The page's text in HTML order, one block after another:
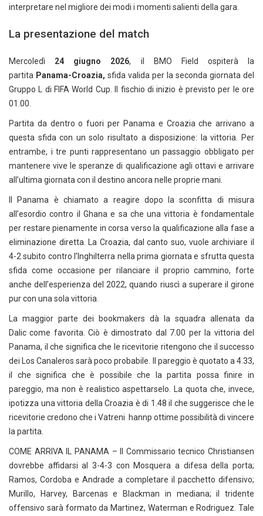
interpretare nel migliore dei modi i momenti salienti della gara.
La presentazione del match
Mercoledì 24 giugno 2026, il BMO Field ospiterà la
partita Panama-Croazia, sfida valida per la seconda giornata del
Gruppo L di FIFA World Cup. Il fischio di inizio è previsto per le ore
01.00.
Partita da dentro o fuori per Panama e Croazia che arrivano a
questa sfida con un solo risultato a disposizione: la vittoria. Per
entrambe, i tre punti rappresentano un passaggio obbligato per
mantenere vive le speranze di qualificazione agli ottavi e arrivare
all’ultima giornata con il destino ancora nelle proprie mani.
Il Panama è chiamato a reagire dopo la sconfitta di misura
all’esordio contro il Ghana e sa che una vittoria è fondamentale
per restare pienamente in corsa verso la qualificazione alla fase a
eliminazione diretta. La Croazia, dal canto suo, vuole archiviare il
4-2 subito contro l’Inghilterra nella prima giornata e sfrutta questa
sfida come occasione per rilanciare il proprio cammino, forte
anche dell’esperienza del 2022, quando riuscì a superare il girone
pur con una sola vittoria.
La maggior parte dei bookmakers dà la squadra allenata da
Dalic come favorita. Ciò è dimostrato dal 7.00 per la vittoria del
Panama, il che significa che le ricevitorie ritengono che il successo
dei Los Canaleros sarà poco probabile. Il pareggio è quotato a 4.33,
il che significa che è possibile che la partita possa finire in
pareggio, ma non è realistico aspettarselo. La quota che, invece,
ipotizza una vittoria della Croazia è di 1.48 il che suggerisce che le
ricevitorie credono che i Vatreni hannp ottime possibilità di vincere
la partita.
COME ARRIVA IL PANAMA – Il Commissario tecnico Christiansen
dovrebbe affidarsi al 3-4-3 con Mosquera a difesa della porta;
Ramos, Cordoba e Andrade a completare il pacchetto difensivo;
Murillo, Harvey, Barcenas e Blackman in mediana; il tridente
offensivo sarà formato da Martinez, Waterman e Rodriguez. Tale